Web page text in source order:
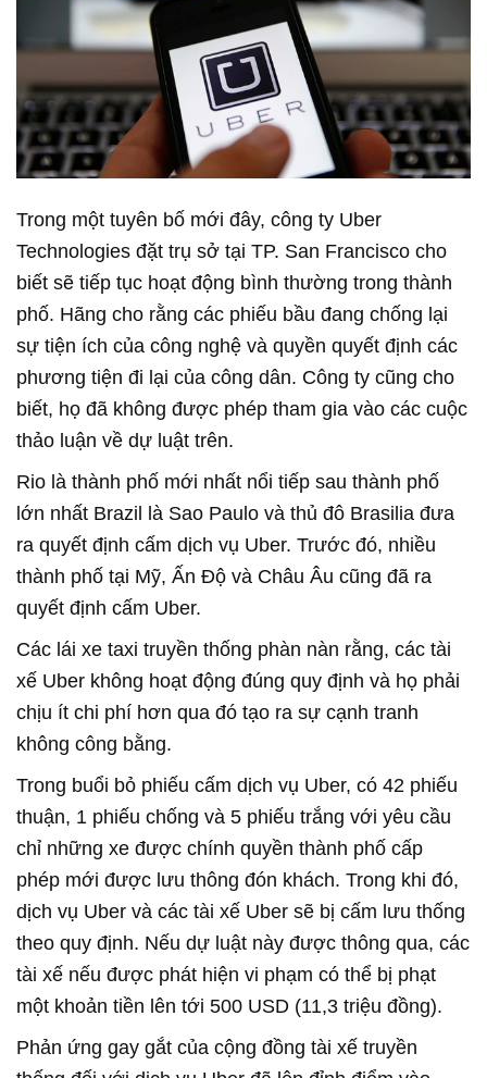
Trong một tuyên bố mới đây, công ty Uber
Technologies đặt trụ sở tại TP. San Francisco cho
biết sẽ tiếp tục hoạt động bình thường trong thành
phố. Hãng cho rằng các phiếu bầu đang chống lại
sự tiện ích của công nghệ và quyền quyết định các
phương tiện đi lại của công dân. Công ty cũng cho
biết, họ đã không được phép tham gia vào các cuộc
thảo luận về dự luật trên.
Rio là thành phố mới nhất nổi tiếp sau thành phố
lớn nhất Brazil là Sao Paulo và thủ đô Brasilia đưa
ra quyết định cấm dịch vụ Uber. Trước đó, nhiều
thành phố tại Mỹ, Ấn Độ và Châu Âu cũng đã ra
quyết định cấm Uber.
Các lái xe taxi truyền thống phàn nàn rằng, các tài
xế Uber không hoạt động đúng quy định và họ phải
chịu ít chi phí hơn qua đó tạo ra sự cạnh tranh
không công bằng.
Trong buổi bỏ phiếu cấm dịch vụ Uber, có 42 phiếu
thuận, 1 phiếu chống và 5 phiếu trắng với yêu cầu
chỉ những xe được chính quyền thành phố cấp
phép mới được lưu thông đón khách. Trong khi đó,
dịch vụ Uber và các tài xế Uber sẽ bị cấm lưu thống
theo quy định. Nếu dự luật này được thông qua, các
tài xế nếu được phát hiện vi phạm có thể bị phạt
một khoản tiền lên tới 500 USD (11,3 triệu đồng).
Phản ứng gay gắt của cộng đồng tài xế truyền